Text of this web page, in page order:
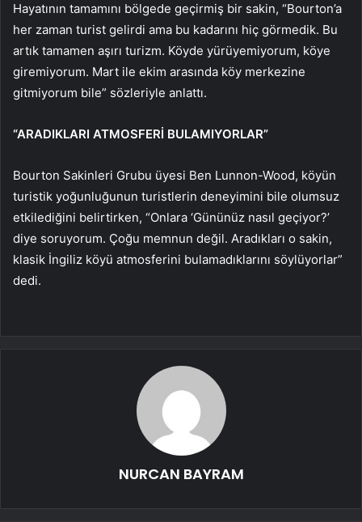
Hayatının tamamını bölgede geçirmiş bir sakin, “Bourton’a
her zaman turist gelirdi ama bu kadarını hiç görmedik. Bu
artık tamamen aşırı turizm. Köyde yürüyemiyorum, köye
giremiyorum. Mart ile ekim arasında köy merkezine
gitmiyorum bile” sözleriyle anlattı.
“ARADIKLARI ATMOSFERİ BULAMIYORLAR”
Bourton Sakinleri Grubu üyesi Ben Lunnon-Wood, köyün
turistik yoğunluğunun turistlerin deneyimini bile olumsuz
etkilediğini belirtirken, “Onlara ‘Gününüz nasıl geçiyor?’
diye soruyorum. Çoğu memnun değil. Aradıkları o sakin,
klasik İngiliz köyü atmosferini bulamadıklarını söylüyorlar”
dedi.
NURCAN BAYRAM